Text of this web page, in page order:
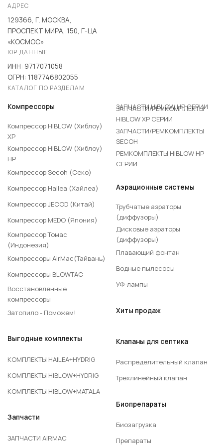
впаянная полипропиленовая труба для
подключения к магистрали ведущей от
компрессора Hiblow. Также к этой трубке можно
приварить любого вида полипропиленовую трубу.
Это нам дает возможность сделать полноценную
полипропиленовую магистраль от компрессора
Hiblow до аэратора, что позволяет избежать
сдавления мягкой магистрали из шланга. Также
полноценную полипропиленовую магистраль
можно легко скрыть на вашем участке, закопав её.
За любой информацией по установке,
приобретению септик - комплекта Хиблоу в нашем
интернет магазине Вы можете обратиться по
нашим телефонам. Мы работаем без выходных и
праздников, что гарантирует Вам молниеносное
решение любых ваших проблем связанных с
аэрацией септика и пруда в любой день!
1- подводящая труба,
2 – заглушка,
3 – промежуточная опора,
4 – аэрационный рукав
5 – пластиковый хомут
По всей площади полимерной пленки нанесены
пленка расправляется, стряхивая с себя
бионаросты, прорези начинают открываться,
выпуская в толщу воды миллионы крошечных
пузырьков воздуха. При отключении подачи
воздуха все прорези закрываются, пленка
сморщивается, доступ воды внутрь аэратора не
происходит.
АДРЕС
129366, Г. МОСКВА,
ПРОСПЕКТ МИРА, 150, Г-ЦА
«КОСМОС»
ЮР.ДАННЫЕ
ИНН: 9717071058
ОГРН: 1187746802055
КАТАЛОГ ПО РАЗДЕЛАМ
Компрессоры
Компрессор HIBLOW (Хиблоу)
XP
Компрессор HIBLOW (Хиблоу)
HP
Компрессор Secoh (Секо)
Компрессор Hailea (Хайлеа)
Компрессор JECOD (Китай)
Компрессор MEDO (Япония)
Компрессор Томас
(Индонезия)
Компрессоры AirMac(Тайвань)
Компрессоры BLOWTAC
Восстановленные
компрессоры
Затопило - Поможем!
Выгодные комплекты
КОМПЛЕКТЫ HAILEA+HYDRIG
КОМПЛЕКТЫ HIBLOW+HYDRIG
КОМПЛЕКТЫ HIBLOW+MATALA
Запчасти
ЗАПЧАСТИ AIRMAC
ЗАПЧАСТИ HIBLOW HP СЕРИИ
ЗАПЧАСТИ/РЕМКОМПЛЕКТЫ
HIBLOW XP СЕРИИ
ЗАПЧАСТИ/РЕМКОМПЛЕКТЫ
SECOH
РЕМКОМПЛЕКТЫ HIBLOW HP
СЕРИИ
Аэрационные системы
Трубчатые аэраторы
(диффузоры)
Дисковые аэраторы
(диффузоры)
Плавающий фонтан
Водные пылесосы
УФ-лампы
Хиты продаж
Клапаны для септика
Распределительный клапан
Трехлинейный клапан
Биопрепараты
Биозагрузка
Препараты